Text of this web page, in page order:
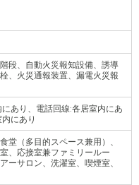
段、自動火災報知設備、誘導
、火災通報装置、漏電火災報
あり、電話回線:各居室内にあ
にあり
堂（多目的スペース兼用）、
、応接室兼ファミリールー
ーサロン、洗濯室、喫煙室、